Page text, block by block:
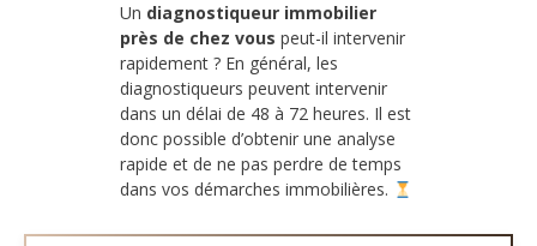
Un diagnostiqueur immobilier
près de chez vous peut-il intervenir
rapidement ? En général, les
diagnostiqueurs peuvent intervenir
dans un délai de 48 à 72 heures. Il est
donc possible d’obtenir une analyse
rapide et de ne pas perdre de temps
dans vos démarches immobilières.